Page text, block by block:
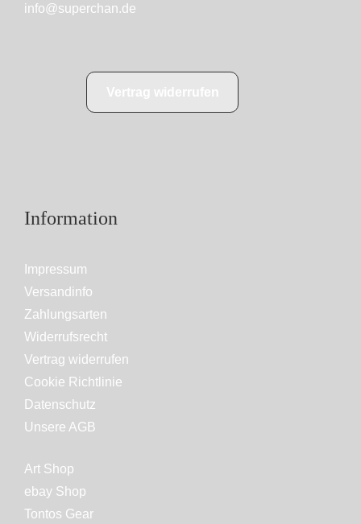
info@superchan.de
Information
Impressum
Versandinfo
Zahlungsarten
Widerrufsrecht
Vertrag widerrufen
Cookie Richtlinie
Datenschutz
Unsere AGB
Art Shop
ebay Shop
Tontos Gear